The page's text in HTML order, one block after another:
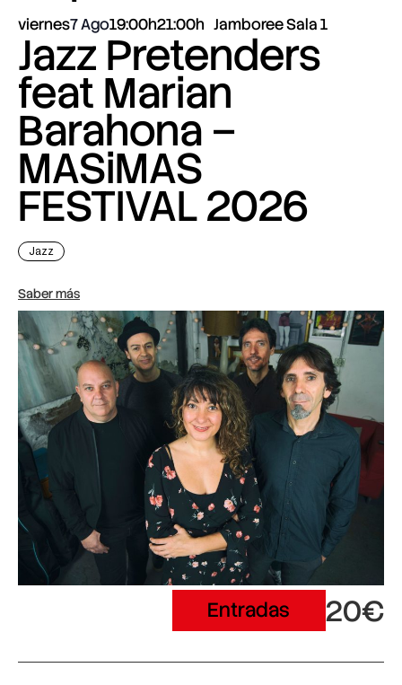
viernes7 Ago19:00h21:00h Jamboree Sala 1
Jazz Pretenders
feat Marian
Barahona –
MASiMAS
FESTIVAL 2026
Jazz
Saber más
Entradas 20€